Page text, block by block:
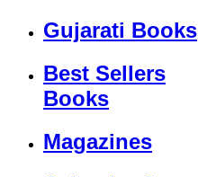
Gujarati Books
Best Sellers
Books
Magazines